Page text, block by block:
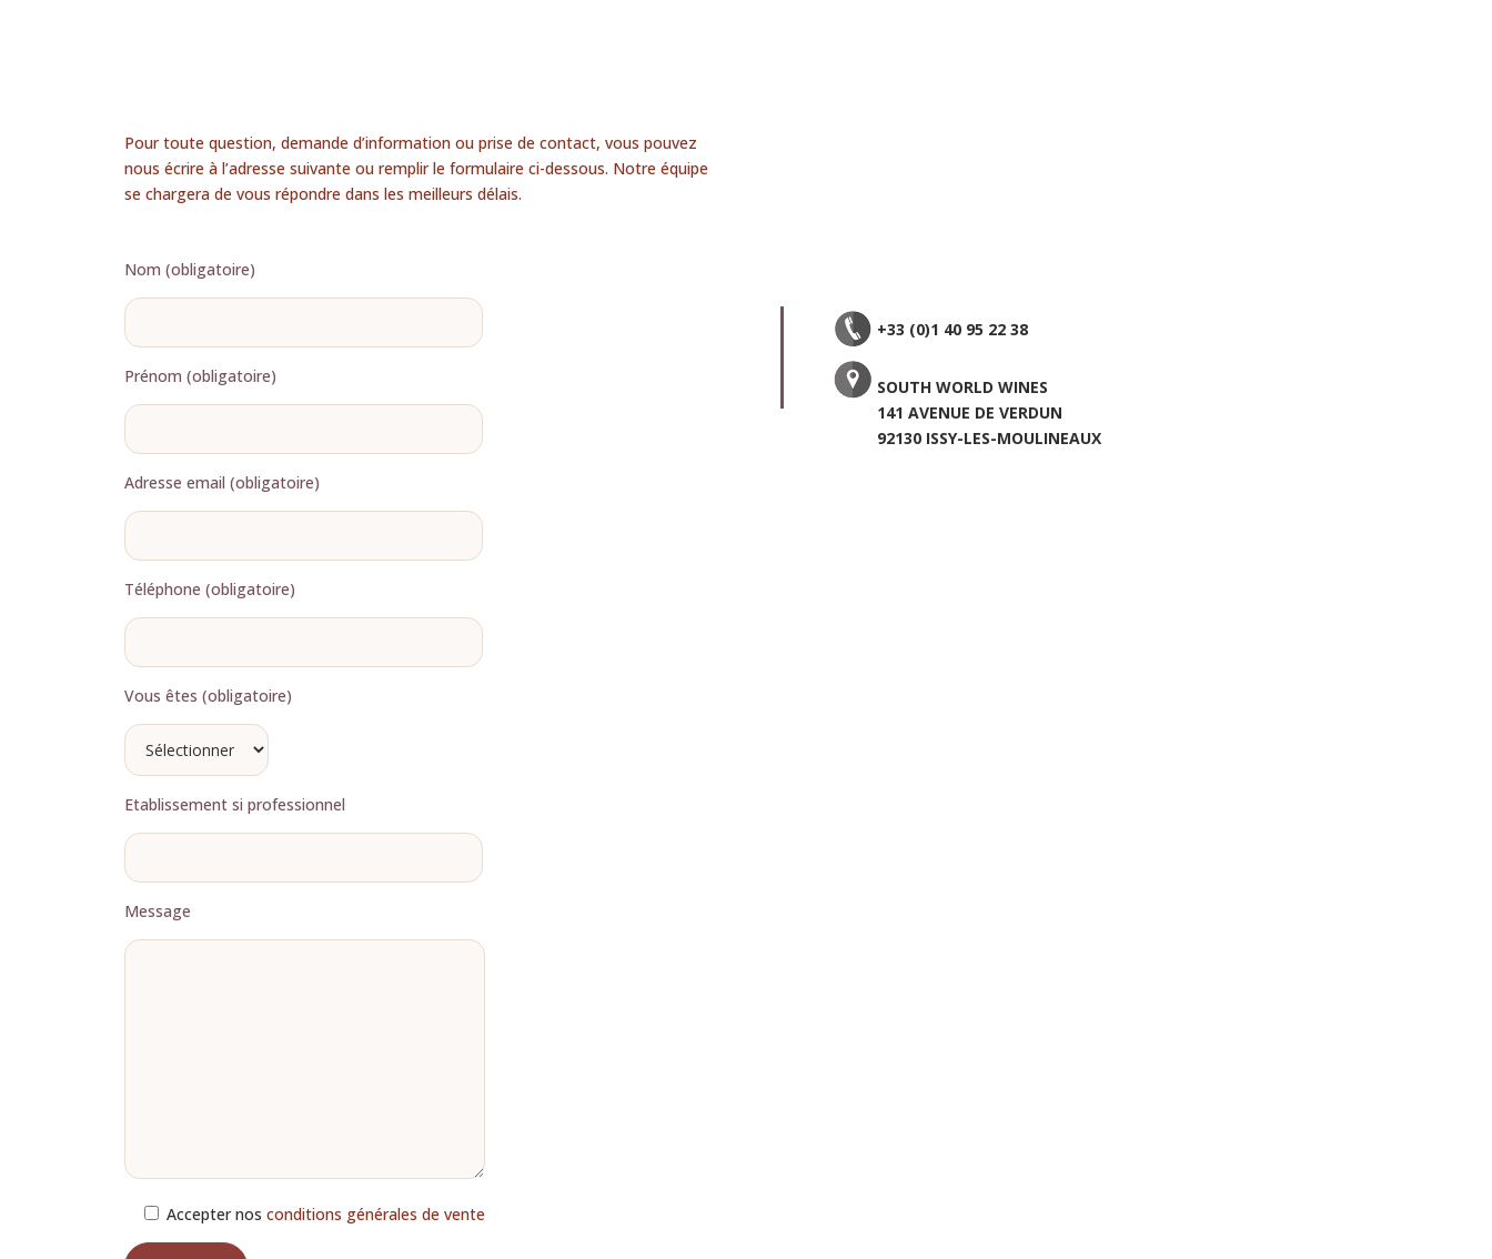
Pour toute question, demande d’information ou prise de contact, vous pouvez
nous écrire à l’adresse suivante ou remplir le formulaire ci-dessous. Notre équipe
se chargera de vous répondre dans les meilleurs délais.
Nom (obligatoire)
Prénom (obligatoire)
Adresse email (obligatoire)
Téléphone (obligatoire)
Vous êtes (obligatoire)
Etablissement si professionnel
Message
Accepter nos conditions générales de vente
+33 (0)1 40 95 22 38
SOUTH WORLD WINES
141 AVENUE DE VERDUN
92130 ISSY-LES-MOULINEAUX